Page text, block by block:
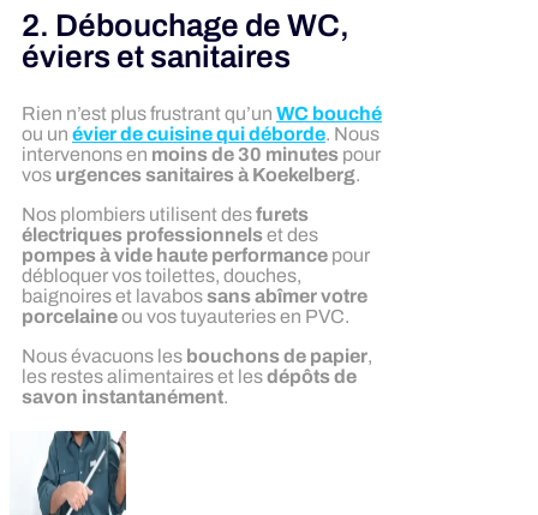
2. Débouchage de WC,
éviers et sanitaires
Rien n’est plus frustrant qu’un WC bouché
ou un évier de cuisine qui déborde. Nous
intervenons en moins de 30 minutes pour
vos urgences sanitaires à Koekelberg.
Nos plombiers utilisent desfurets
électriques professionnelset des
pompes à vide haute performance pour
débloquer vos toilettes, douches,
baignoires et lavabossans abîmer votre
porcelaineou vos tuyauteries en PVC.
Nous évacuons les bouchons de papier,
les restes alimentaires et lesdépôts de
savon instantanément.